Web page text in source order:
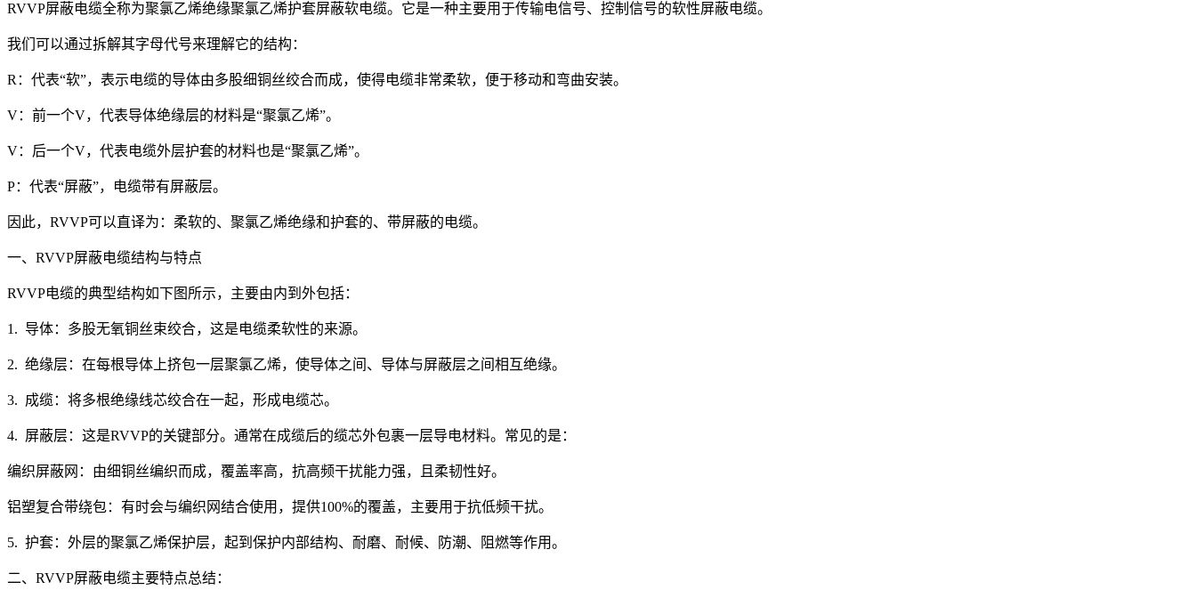
RVVP屏蔽电缆全称为聚氯乙烯绝缘聚氯乙烯护套屏蔽软电缆。它是一种主要用于传输电信号、控制信号的软性屏蔽电缆。
我们可以通过拆解其字母代号来理解它的结构：
R：代表“软”，表示电缆的导体由多股细铜丝绞合而成，使得电缆非常柔软，便于移动和弯曲安装。
V：前一个V，代表导体绝缘层的材料是“聚氯乙烯”。
V：后一个V，代表电缆外层护套的材料也是“聚氯乙烯”。
P：代表“屏蔽”，电缆带有屏蔽层。
因此，RVVP可以直译为：柔软的、聚氯乙烯绝缘和护套的、带屏蔽的电缆。
一、RVVP屏蔽电缆结构与特点
RVVP电缆的典型结构如下图所示，主要由内到外包括：
1. 导体：多股无氧铜丝束绞合，这是电缆柔软性的来源。
2. 绝缘层：在每根导体上挤包一层聚氯乙烯，使导体之间、导体与屏蔽层之间相互绝缘。
3. 成缆：将多根绝缘线芯绞合在一起，形成电缆芯。
4. 屏蔽层：这是RVVP的关键部分。通常在成缆后的缆芯外包裹一层导电材料。常见的是：
编织屏蔽网：由细铜丝编织而成，覆盖率高，抗高频干扰能力强，且柔韧性好。
铝塑复合带绕包：有时会与编织网结合使用，提供100%的覆盖，主要用于抗低频干扰。
5. 护套：外层的聚氯乙烯保护层，起到保护内部结构、耐磨、耐候、防潮、阻燃等作用。
二、RVVP屏蔽电缆主要特点总结：